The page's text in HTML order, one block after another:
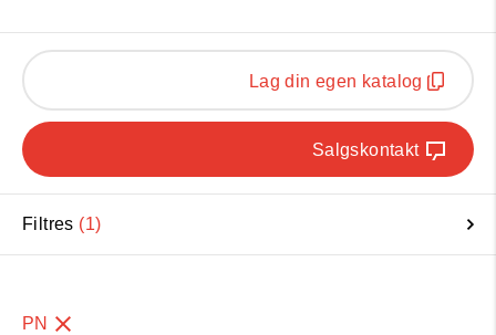
Lag din egen katalog
Salgskontakt
Filtres 1
PN